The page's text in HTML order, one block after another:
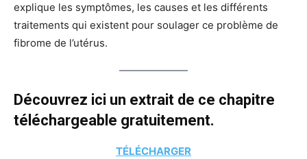
explique les symptômes, les causes et les différents
traitements qui existent pour soulager ce problème de
fibrome de l’utérus.
Découvrez ici un extrait de ce chapitre
téléchargeable gratuitement.
TÉLÉCHARGER